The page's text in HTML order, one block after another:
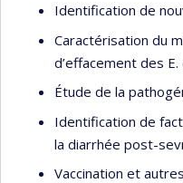
Identification de
Caractérisation du
d’effacement des E.
Étude de la
Identification de
la diarrhée post-
Vaccination et